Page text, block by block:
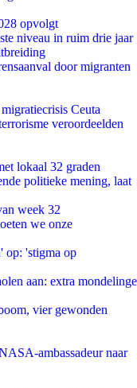
opvolgt
niveau in ruim drie jaar
door migranten
Ceuta
veroordeelden
lokaal 32 graden
politieke mening, laat
week 32
we onze
op: 'stigma op
aan: extra mondelinge
vier gewonden
ambassadeur naar